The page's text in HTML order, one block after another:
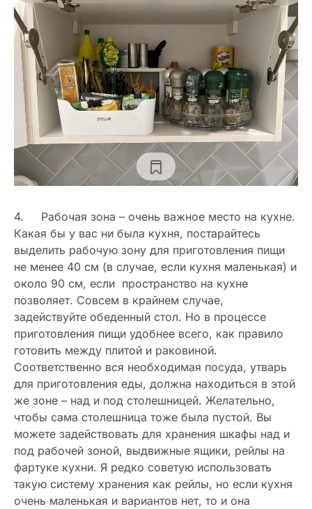
4. Рабочая зона – очень важное место на кухне.
Какая бы у вас ни была кухня, постарайтесь
выделить рабочую зону для приготовления пищи
не менее 40 см (в случае, если кухня маленькая) и
около 90 см, если пространство на кухне
позволяет. Совсем в крайнем случае,
задействуйте обеденный стол. Но в процессе
приготовления пищи удобнее всего, как правило
готовить между плитой и раковиной.
Соответственно вся необходимая посуда, утварь
для приготовления еды, должна находиться в этой
же зоне – над и под столешницей. Желательно,
чтобы сама столешница тоже была пустой. Вы
можете задействовать для хранения шкафы над и
под рабочей зоной, выдвижные ящики, рейлы на
фартуке кухни. Я редко советую использовать
такую систему хранения как рейлы, но если кухня
очень маленькая и вариантов нет, то и она